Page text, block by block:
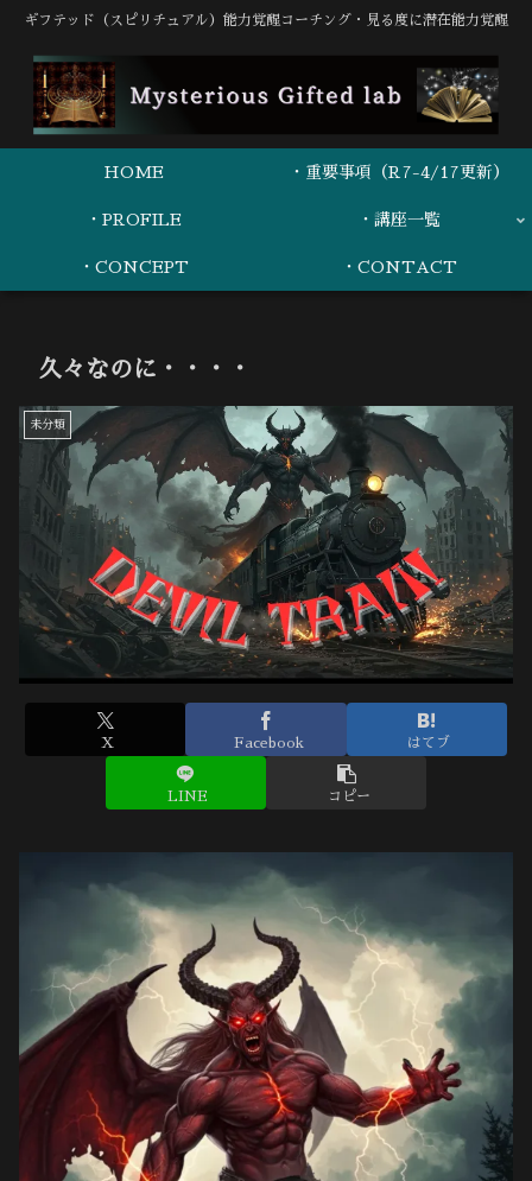
ギフテッド（スピリチュアル）能力覚醒コーチング・見る度に潜在能力覚醒
HOME ・重要事項（R7-4/17更新）
・PROFILE ・講座一覧
・CONCEPT ・CONTACT
久々なのに・・・・
未分類
X Facebook はてブ
LINE コピー